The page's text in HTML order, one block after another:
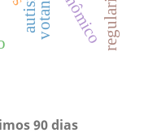
90 dias